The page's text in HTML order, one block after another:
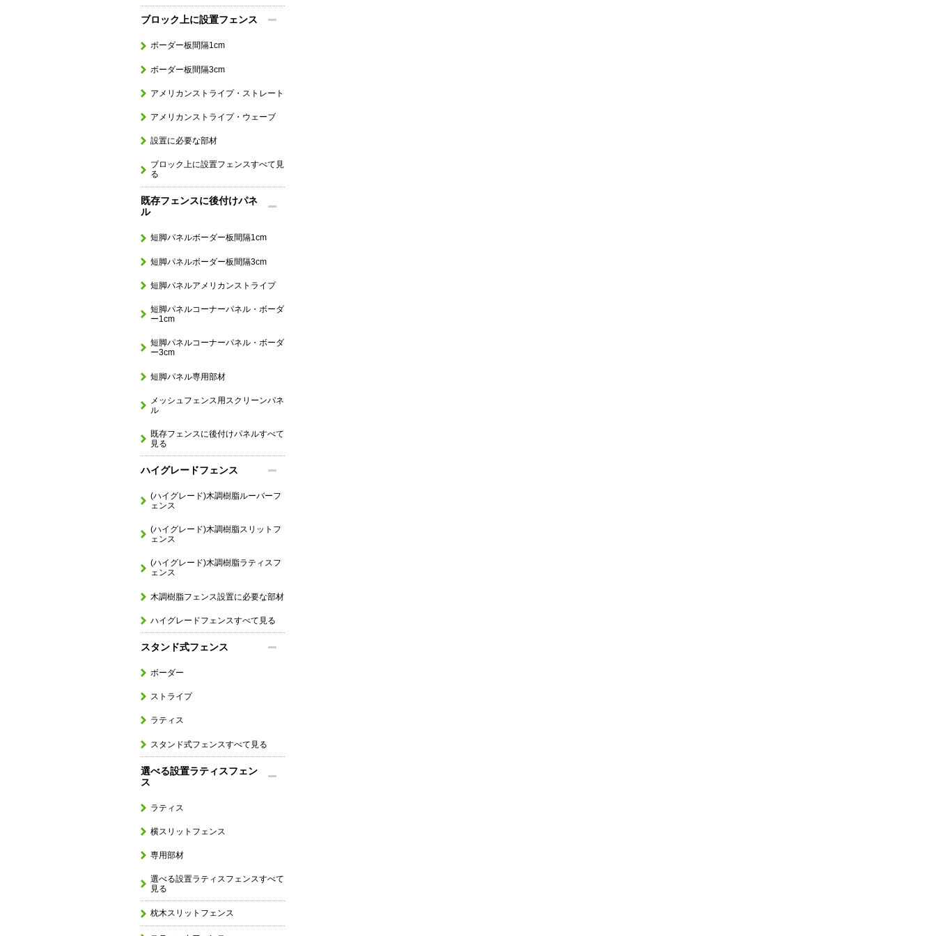
ブロック上に設置フェンス
ボーダー板間隔1cm
ボーダー板間隔3cm
アメリカンストライプ・ストレート
アメリカンストライプ・ウェーブ
設置に必要な部材
ブロック上に設置フェンスすべて見
る
既存フェンスに後付けパネ
ル
短脚パネルボーダー板間隔1cm
短脚パネルボーダー板間隔3cm
短脚パネルアメリカンストライプ
短脚パネルコーナーパネル・ボーダ
ー1cm
短脚パネルコーナーパネル・ボーダ
ー3cm
短脚パネル専用部材
メッシュフェンス用スクリーンパネ
ル
既存フェンスに後付けパネルすべて
見る
ハイグレードフェンス
(ハイグレード)木調樹脂ルーバーフ
ェンス
(ハイグレード)木調樹脂スリットフ
ェンス
(ハイグレード)木調樹脂ラティスフ
ェンス
木調樹脂フェンス設置に必要な部材
ハイグレードフェンスすべて見る
スタンド式フェンス
ボーダー
ストライプ
ラティス
スタンド式フェンスすべて見る
選べる設置ラティスフェン
ス
ラティス
横スリットフェンス
専用部材
選べる設置ラティスフェンスすべて
見る
枕木スリットフェンス